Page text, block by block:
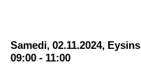
Samedi, 02.11.2024, Eysins
09:00 - 11:00